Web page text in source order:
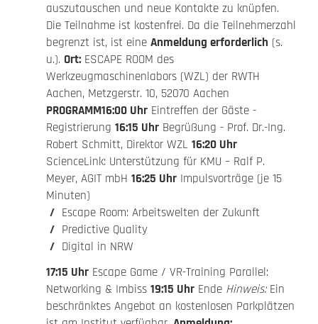
auszutauschen und neue Kontakte zu knüpfen.
Die Teilnahme ist kostenfrei. Da die Teilnehmerzahl
begrenzt ist, ist eine Anmeldung erforderlich (s.
u.). Ort:ESCAPE ROOM des
Werkzeugmaschinenlabors (WZL) der RWTH
Aachen, Metzgerstr. 10, 52070 Aachen
PROGRAMM16:00 UhrEintreffen der Gäste -
Registrierung 16:15 UhrBegrüßung - Prof. Dr.-Ing.
Robert Schmitt, Direktor WZL 16:20 Uhr
ScienceLink: Unterstützung für KMU – Ralf P.
Meyer, AGIT mbH 16:25 UhrImpulsvorträge (je 15
Minuten)
Escape Room: Arbeitswelten der Zukunft
Predictive Quality
Digital in NRW
17:15 UhrEscape Game / VR-Training Parallel:
Networking & Imbiss 19:15 UhrEnde Hinweis:Ein
beschränktes Angebot an kostenlosen Parkplätzen